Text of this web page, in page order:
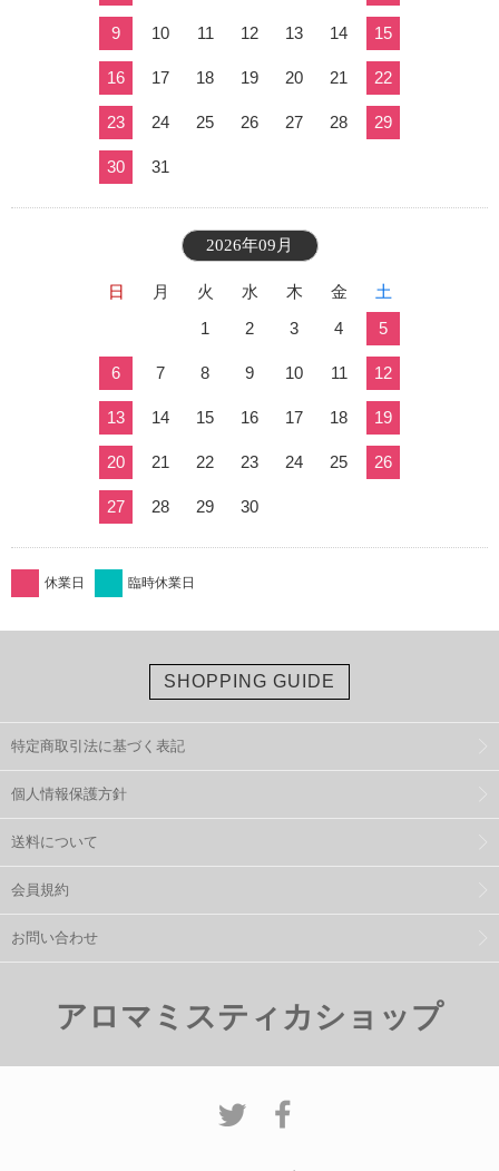
9 10 11 12 13 14 15
16 17 18 19 20 21 22
23 24 25 26 27 28 29
30 31
2026年09月
日 月 火 水 木 金
土
1
2 3 4 5
6 7 8 9 10 11 12
13 14 15 16 17 18 19
20 21 22 23 24 25 26
27 28 29 30
休業日 臨時休業日
SHOPPING GUIDE
特定商取引法に基づく表記
個人情報保護方針
送料について
会員規約
お問い合わせ
アロマミスティカショップ